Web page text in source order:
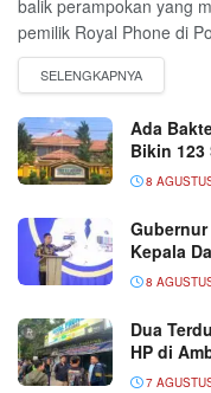
balik perampokan yang
pemilik Royal Phone di
Ada
Bikin 123
8
Kepala
8
Dua
HP di
7